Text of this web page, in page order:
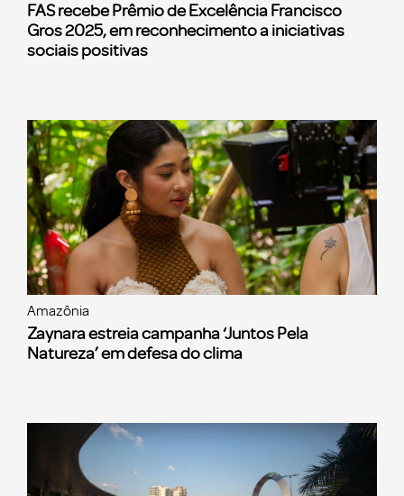
FAS recebe Prêmio de Excelência Francisco
Gros 2025, em reconhecimento a iniciativas
sociais positivas
Amazônia
Zaynara estreia campanha ‘Juntos Pela
Natureza’ em defesa do clima